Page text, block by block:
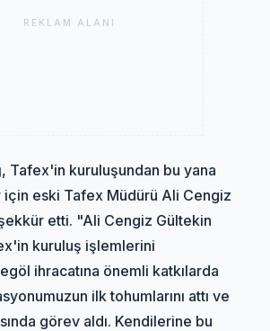
REKLAM ALANI
Tafex'in kuruluşundan bu yana
eski Tafex Müdürü Ali Cengiz
etti. "Ali Cengiz Gültekin
kuruluş işlemlerini
ihracatına önemli katkılarda
ilk tohumlarını attı ve
görev aldı. Kendilerine bu